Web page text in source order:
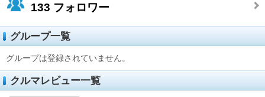
133 フォロワー
グループ一覧
グループは登録されていません。
クルマレビュー一覧